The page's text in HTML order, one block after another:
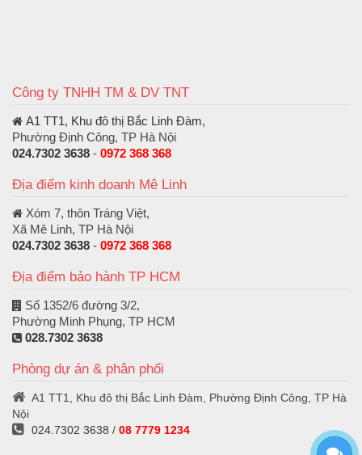
Công ty TNHH TM & DV TNT
A1 TT1, Khu đô thị Bắc Linh Đàm,
Phường Định Công, TP Hà Nội
024.7302 3638 - 0972 368 368
Địa điểm kinh doanh Mê Linh
Xóm 7, thôn Tráng Việt,
Xã Mê Linh, TP Hà Nội
024.7302 3638 - 0972 368 368
Địa điểm bảo hành TP HCM
Số 1352/6 đường 3/2,
Phường Minh Phụng, TP HCM
028.7302 3638
Phòng dự án & phân phối
A1 TT1, Khu đô thị Bắc Linh Đàm, Phường Định Công, TP Hà
Nội
024.7302 3638 / 08 7779 1234